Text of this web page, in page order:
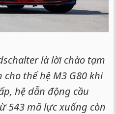
là lời chào tạm
thế hệ M3 G80 khi
hệ dẫn động cầu
543 mã lực xuống còn